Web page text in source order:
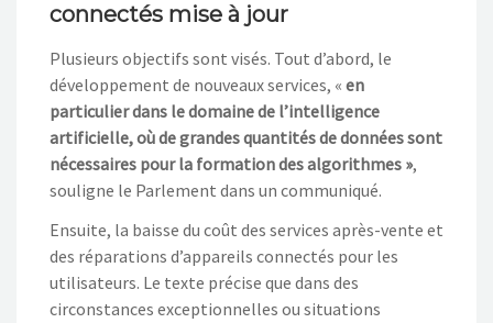
connectés mise à jour
Plusieurs objectifs sont visés. Tout d’abord, le
développement de nouveaux services, « en
particulier dans le domaine de l’intelligence
artificielle, où de grandes quantités de données sont
nécessaires pour la formation des algorithmes »,
souligne le Parlement dans un communiqué.
Ensuite, la baisse du coût des services après-vente et
des réparations d’appareils connectés pour les
utilisateurs. Le texte précise que dans des
circonstances exceptionnelles ou situations